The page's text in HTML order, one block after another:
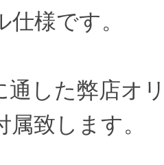
仕様です。
通した弊店オ
致します。